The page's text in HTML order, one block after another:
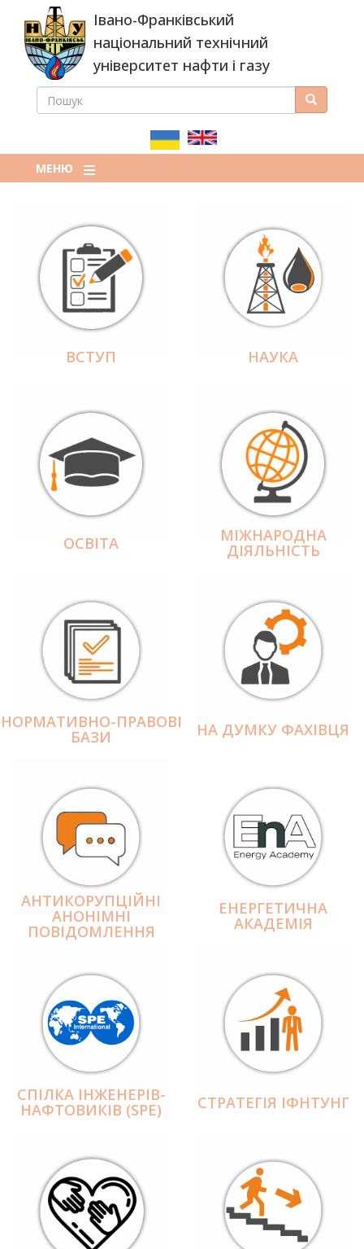
основного
вмісту
Івано-Франківський
національний технічний
університет нафти і газу
ПОШУКОВА
ПОШУК Пошук
МЕНЮ
ВСТУП НАУКА
ОСВІТА МІЖНАРОДНА
ДІЯЛЬНІCТЬ
НОРМАТИВНО-ПРАВОВІ
БАЗИ НА ДУМКУ ФАХІВЦЯ
АНТИКОРУПЦІЙНІ
АНОНІМНІ
ПОВІДОМЛЕННЯ
ЕНЕРГЕТИЧНА
АКАДЕМІЯ
СПІЛКА ІНЖЕНЕРІВ-
НАФТОВИКІВ (SPE) СТРАТЕГІЯ ІФНТУНГ